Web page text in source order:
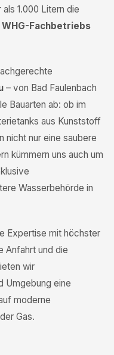
1.000 Litern die
Fachbetriebs
– von Bad Faulenbach
Bauarten ab: ob im
aus Kunststoff
nicht nur eine saubere
kümmern uns auch um
Wasserbehörde in
Expertise mit höchster
Anfahrt und die
wir
Umgebung eine
moderne
Gas.